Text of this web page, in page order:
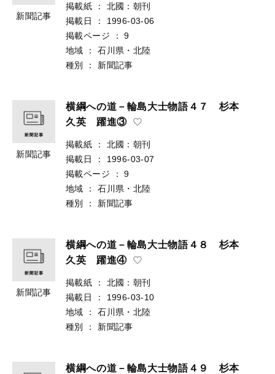
新聞記事
掲載紙 ：
北國：朝刊
掲載日
：
1996-03-06
掲載ページ
：
9
地域
：
石川県・北陸
種別
： 新聞記事
新聞記事
横綱への道－輪島大士物語４７ 杉本
久英 躍進③
掲載紙 ：
北國：朝刊
掲載日
：
1996-03-07
掲載ページ
：
9
地域
：
石川県・北陸
種別
： 新聞記事
新聞記事
横綱への道－輪島大士物語４８ 杉本
久英 躍進④
掲載紙 ：
北國：朝刊
掲載日
：
1996-03-10
地域
：
石川県・北陸
種別
： 新聞記事
横綱への道－輪島大士物語４９ 杉本